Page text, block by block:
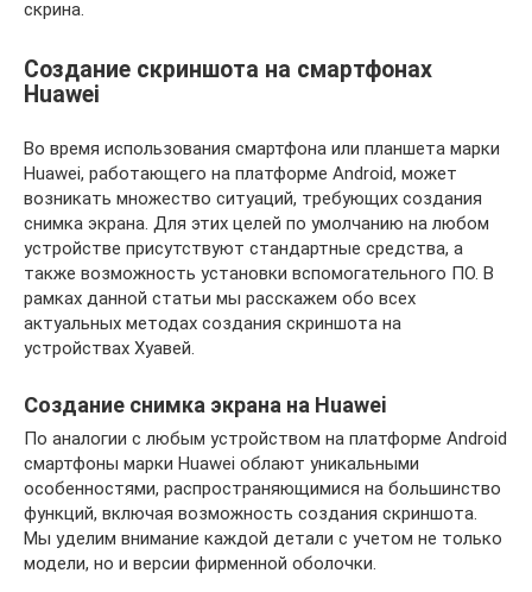
скрина.
Создание скриншота на смартфонах
Huawei
Во время использования смартфона или планшета марки
Huawei, работающего на платформе Android, может
возникать множество ситуаций, требующих создания
снимка экрана. Для этих целей по умолчанию на любом
устройстве присутствуют стандартные средства, а
также возможность установки вспомогательного ПО. В
рамках данной статьи мы расскажем обо всех
актуальных методах создания скриншота на
устройствах Хуавей.
Создание снимка экрана на Huawei
По аналогии с любым устройством на платформе Android
смартфоны марки Huawei облают уникальными
особенностями, распространяющимися на большинство
функций, включая возможность создания скриншота.
Мы уделим внимание каждой детали с учетом не только
модели, но и версии фирменной оболочки.